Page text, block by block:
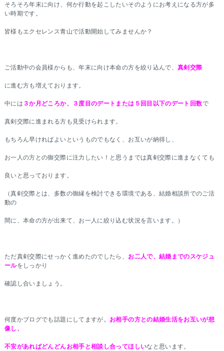
そろそろ年末に向け、何か行動を起こしたいそのようにお考えになる方が多
い時期です。
皆様もエクセレンス青山で活動開始してみませんか？
ご活動中の会員様からも、年末に向け本命の方を絞り込んで、真剣交際
に進む方も増えております。
中には ３か月どころか、３度目のデートまたは５回目以下のデート回数で
真剣交際に進まれる方も見受けられます。
もちろん早ければよいというものでもなく、お互いが納得し、
お一人の方との御交際に注力したい！と思うまでは真剣交際に進まなくても
良いと思っております。
（真剣交際とは、多数の御縁を検討できる環境である、結婚相談所でのご活
動の
間に、本命の方が出来て、お一人に絞り込む状況を言います。）
ただ真剣交際にせっかく進めたのでしたら、 お二人で、結婚までのスケジュ
ールをしっかり
確認し合いましょう。
何度かブログでも話題にしてますが、お相手の方との結婚生活をお互いが想
像し、
不安があればどんどんお相手と相談し合ってほしいなと思います。